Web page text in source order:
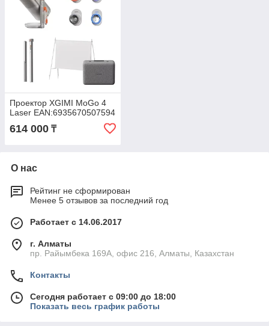
Проектор XGIMI MoGo 4
Laser EAN:6935670507594
614 000 ₸
О нас
Рейтинг не сформирован
Менее 5 отзывов за последний год
Работает с 14.06.2017
г. Алматы
пр. Райымбека 169А, офис 216, Алматы, Казахстан
Контакты
Сегодня работает с 09:00 до 18:00
Показать весь график работы